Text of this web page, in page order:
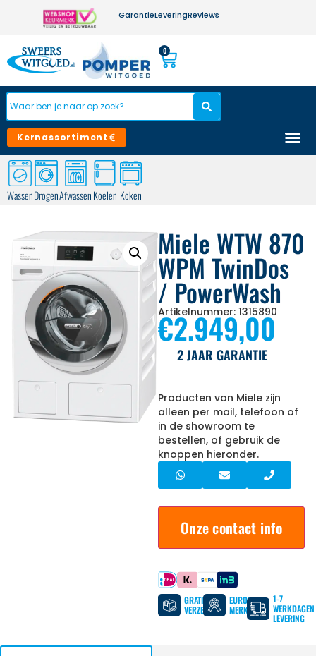
GarantieLeveringReviews
0
Kernassortiment
WassenDrogenAfwassenKoelen Koken
Miele WTW 870
WPM TwinDos
/ PowerWash
Artikelnummer: 1315890
€2.949,00
2 JAAR GARANTIE
Producten van Miele zijn
alleen per mail, telefoon of
in de showroom te
bestellen, of gebruik de
knoppen hieronder.
Onze contact info
Betaal met
GRATIS
VERZENDING
EUROPESE
MERKEN
1-7
WERKDAGEN
LEVERING